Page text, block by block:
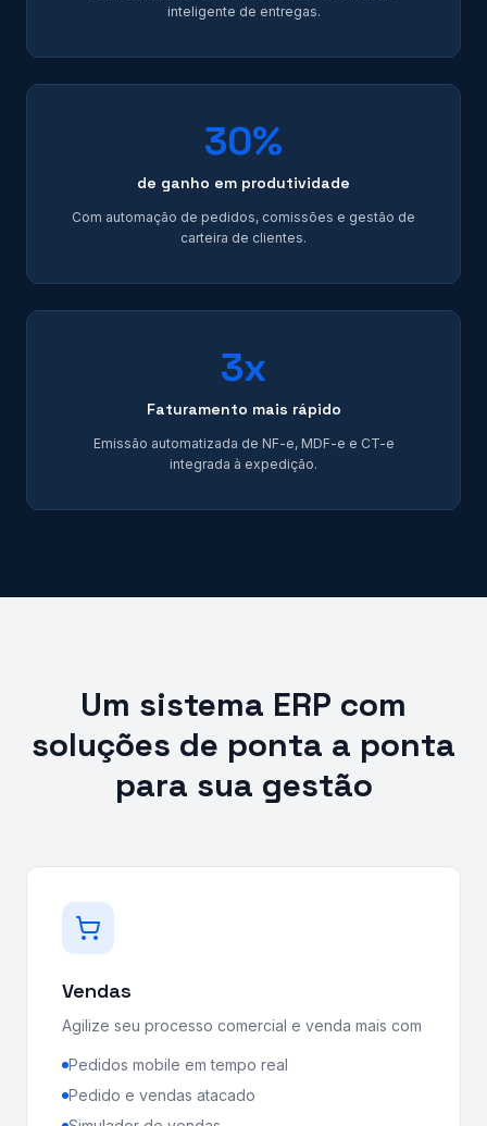
inteligente de entregas.
30%
de ganho em produtividade
Com automação de pedidos, comissões e gestão de
carteira de clientes.
3x
Faturamento mais rápido
Emissão automatizada de NF-e, MDF-e e CT-e
integrada à expedição.
Um sistema ERP com
soluções de ponta a ponta
para sua gestão
Vendas
Agilize seu processo comercial e venda mais com
Pedidos mobile em tempo real
Pedido e vendas atacado